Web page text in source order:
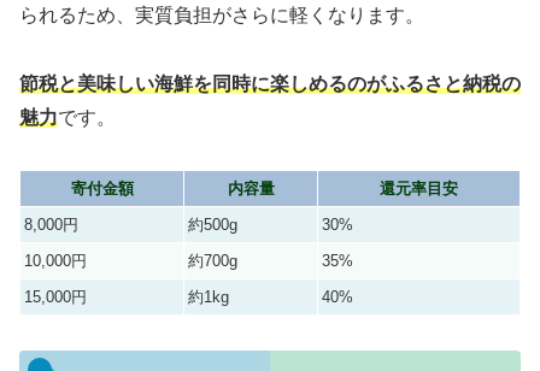
られるため、実質負担がさらに軽くなります。
節税と美味しい海鮮を同時に楽しめるのがふるさと納税の
魅力です。
寄付金額 内容量
還元率目安
8,000円
約500g
30%
10,000円
約700g
35%
15,000円
約1kg 40%